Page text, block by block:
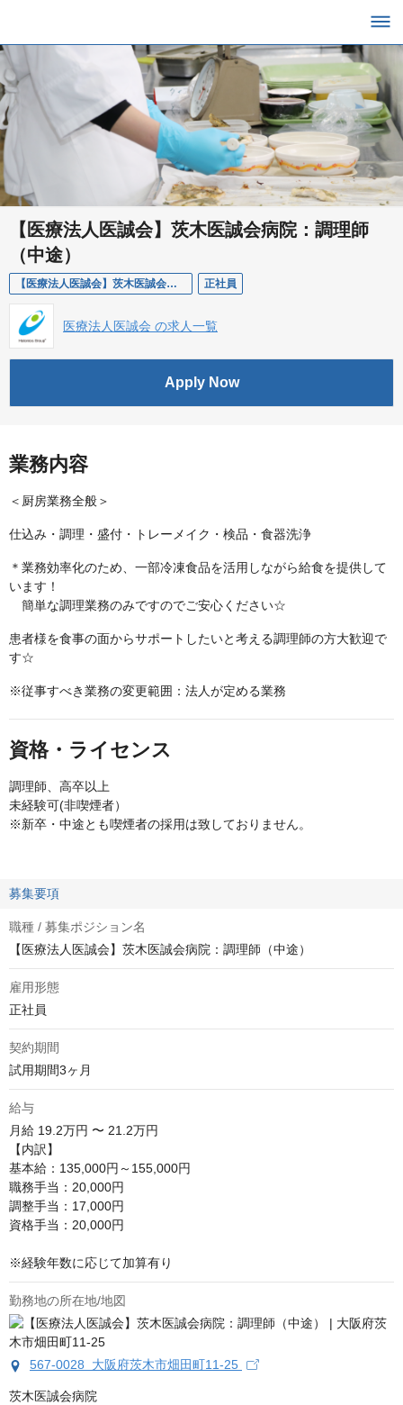
【医療法人医誠会】茨木医誠会病院：調理師
（中途）
【医療法人医誠会】茨木医誠会病院：調理師（中途） 正社員
医療法人医誠会 の求人一覧
Apply Now
業務内容
＜厨房業務全般＞
仕込み・調理・盛付・トレーメイク・検品・食器洗浄
＊業務効率化のため、一部冷凍食品を活用しながら給食を提供して
います！
簡単な調理業務のみですのでご安心ください☆
患者様を食事の面からサポートしたいと考える調理師の方大歓迎で
す☆
※従事すべき業務の変更範囲：法人が定める業務
資格・ライセンス
調理師、高卒以上
未経験可(非喫煙者）
※新卒・中途とも喫煙者の採用は致しておりません。
募集要項
職種 / 募集ポジション名
【医療法人医誠会】茨木医誠会病院：調理師（中途）
雇用形態
正社員
契約期間
試用期間3ヶ月
給与
月給 19.2万円 〜 21.2万円
【内訳】
基本給：135,000円～155,000円
職務手当：20,000円
調整手当：17,000円
資格手当：20,000円
※経験年数に応じて加算有り
勤務地の所在地/地図
567-0028 大阪府茨木市畑田町11-25
茨木医誠会病院